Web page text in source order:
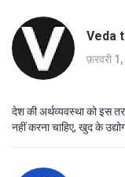
Veda t
फ़रवरी
देश की अर्थव्यवस्था को इस
नहीं करना चाहिए, खुद के